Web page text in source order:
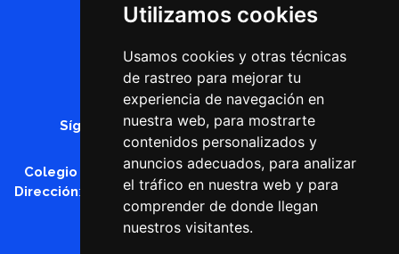
Utilizamos cookies
Usamos cookies y otras técnicas
de rastreo para mejorar tu
experiencia de navegación en
nuestra web, para mostrarte
contenidos personalizados y
anuncios adecuados, para analizar
el tráfico en nuestra web y para
comprender de donde llegan
nuestros visitantes.
Síguenos en
Colegio Profesional de Fisioterapeutas de Asturias
Dirección: C/ Rafael Altamira, 1 - 33006 - Oviedo - Asturias
Teléfono:985 22 80 59
Email:admin@cofispa.org